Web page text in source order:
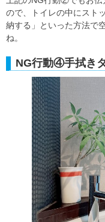
ので、トイレの中にスト
納する」といった方法で
ね。
NG行動④手拭き